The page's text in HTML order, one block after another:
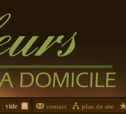
contact plan du site
: vide